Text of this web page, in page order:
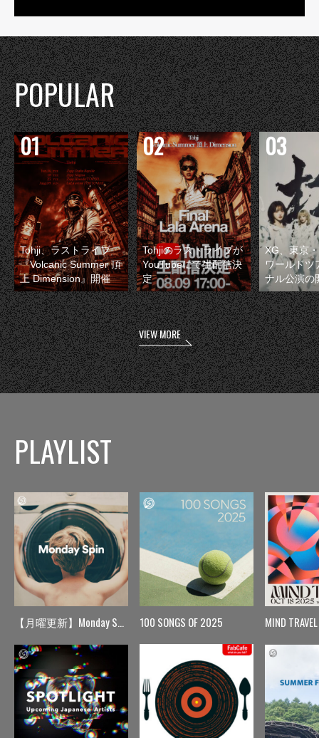
POPULAR
Tohji、ラストライブ
『Volcanic Summer 頂
上 Dimension』開催
Tohjiのラストライブが
YouTubeにて生配信決
定
XG、東京
ワールドツ
ナル公演の
VIEW MORE
PLAYLIST
【月曜更新】Monday Spin 100 SONGS OF 2025 MIND TRAVEL